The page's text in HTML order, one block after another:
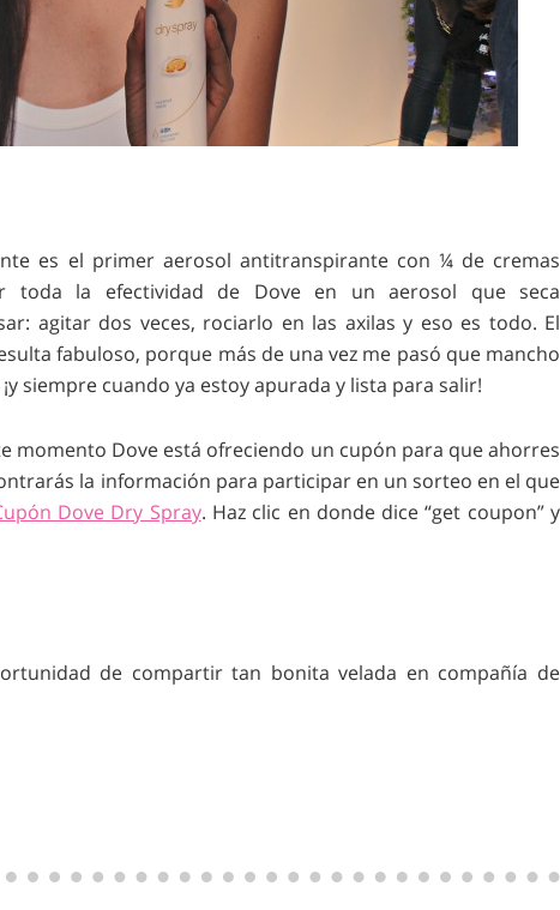
es el primer aerosol antitranspirante con ¼ de cremas
toda la efectividad de Dove en un aerosol que seca
agitar dos veces, rociarlo en las axilas y eso es todo. El
fabuloso, porque más de una vez me pasó que mancho
siempre cuando ya estoy apurada y lista para salir!
momento Dove está ofreciendo un cupón para que ahorres
la información para participar en un sorteo en el que
Dove Dry Spray. Haz clic en donde dice “get coupon” y
de compartir tan bonita velada en compañía de